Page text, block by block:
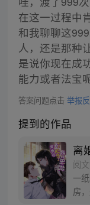
在这一过程中
和我聊聊这
人，还是那种
是说你现在成
能力或者法宝
答案问题点击 举报
提到的作品
离
阅
一
房